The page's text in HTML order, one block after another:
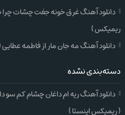
دانلود آهنگ غرق خونه جفت چشات چرا
ریمیکس )
دانلود آهنگ مه جان مار از فاطمه
دسته‌بندی نشده
دانلود آهنگ ریه ام داغان چشام کم
( ریمیکس اینستا )